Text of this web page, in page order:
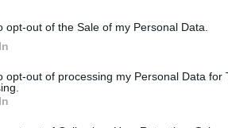
opt-out of the Sale of my Personal Data.
opt-out of processing my Personal Data for
2024. október 8-án lesz
Xbox Series X/S-re.